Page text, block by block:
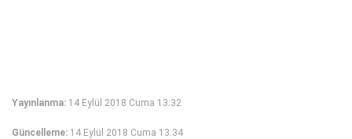
Yayınlanma: 14 Eylül 2018 Cuma 13:32
Güncelleme: 14 Eylül 2018 Cuma 13:34